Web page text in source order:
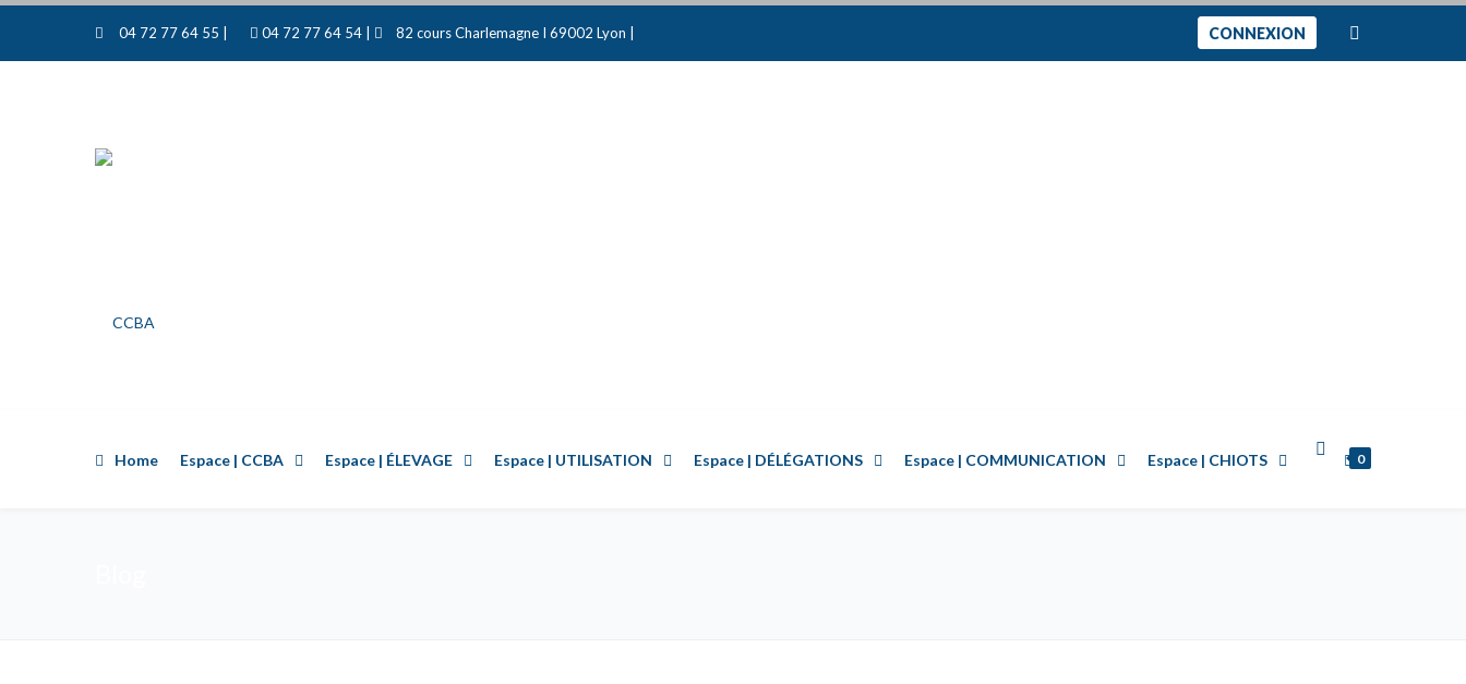
04 72 77 64 55 | 04 72 77 64 54 | 82 cours Charlemagne I 69002 Lyon | CONNEXION
0
Home Espace | CCBA Espace | ÉLEVAGE Espace | UTILISATION Espace | DÉLÉGATIONS Espace | COMMUNICATION Espace | CHIOTS